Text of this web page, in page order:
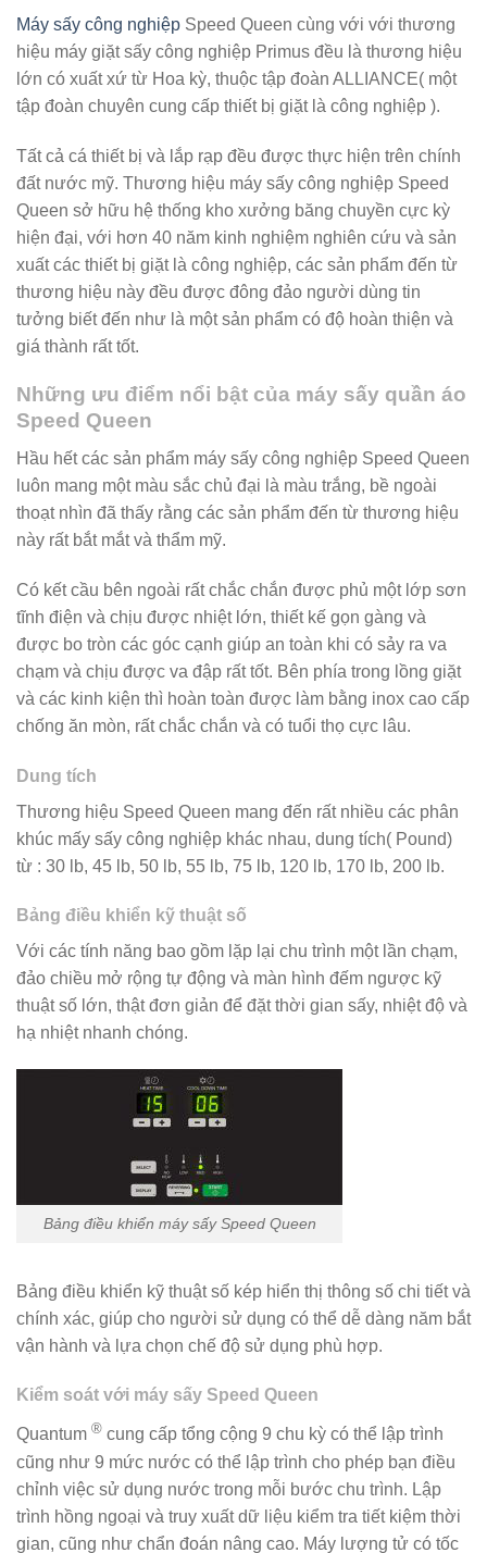
Máy sấy công nghiệp Speed Queen cùng với với thương
hiệu máy giặt sấy công nghiệp Primus đều là thương hiệu
lớn có xuất xứ từ Hoa kỳ, thuộc tập đoàn ALLIANCE( một
tập đoàn chuyên cung cấp thiết bị giặt là công nghiệp ).
Tất cả cá thiết bị và lắp rạp đều được thực hiện trên chính
đất nước mỹ. Thương hiệu máy sấy công nghiệp Speed
Queen sở hữu hệ thống kho xưởng băng chuyền cực kỳ
hiện đại, với hơn 40 năm kinh nghiệm nghiên cứu và sản
xuất các thiết bị giặt là công nghiệp, các sản phẩm đến từ
thương hiệu này đều được đông đảo người dùng tin
tưởng biết đến như là một sản phẩm có độ hoàn thiện và
giá thành rất tốt.
Những ưu điểm nổi bật của máy sấy quần áo
Speed Queen
Hầu hết các sản phẩm máy sấy công nghiệp Speed Queen
luôn mang một màu sắc chủ đại là màu trắng, bề ngoài
thoạt nhìn đã thấy rằng các sản phẩm đến từ thương hiệu
này rất bắt mắt và thẩm mỹ.
Có kết cầu bên ngoài rất chắc chắn được phủ một lớp sơn
tĩnh điện và chịu được nhiệt lớn, thiết kế gọn gàng và
được bo tròn các góc cạnh giúp an toàn khi có sảy ra va
chạm và chịu được va đập rất tốt. Bên phía trong lồng giặt
và các kinh kiện thì hoàn toàn được làm bằng inox cao cấp
chống ăn mòn, rất chắc chắn và có tuổi thọ cực lâu.
Dung tích
Thương hiệu Speed Queen mang đến rất nhiều các phân
khúc mấy sấy công nghiệp khác nhau, dung tích( Pound)
từ : 30 lb, 45 lb, 50 lb, 55 lb, 75 lb, 120 lb, 170 lb, 200 lb.
Bảng điều khiển kỹ thuật số
Với các tính năng bao gồm lặp lại chu trình một lần chạm,
đảo chiều mở rộng tự động và màn hình đếm ngược kỹ
thuật số lớn, thật đơn giản để đặt thời gian sấy, nhiệt độ và
hạ nhiệt nhanh chóng.
Bảng điều khiển máy sấy Speed Queen
Bảng điều khiển kỹ thuật số kép hiển thị thông số chi tiết và
chính xác, giúp cho người sử dụng có thể dễ dàng năm bắt
vận hành và lựa chọn chế độ sử dụng phù hợp.
Kiểm soát với máy sấy Speed Queen
Quantum ® cung cấp tổng cộng 9 chu kỳ có thể lập trình
cũng như 9 mức nước có thể lập trình cho phép bạn điều
chỉnh việc sử dụng nước trong mỗi bước chu trình. Lập
trình hồng ngoại và truy xuất dữ liệu kiểm tra tiết kiệm thời
gian, cũng như chẩn đoán nâng cao. Máy lượng tử có tốc